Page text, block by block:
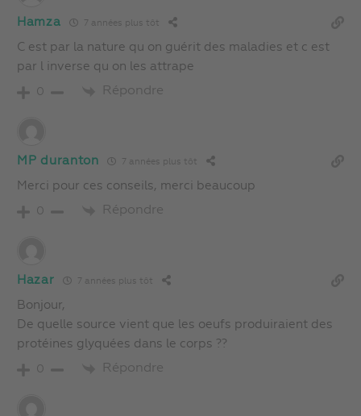
Hamza 7 années plus tôt
C est par la nature qu on guérit des maladies et c est
par l inverse qu on les attrape
0 Répondre
MP duranton 7 années plus tôt
Merci pour ces conseils, merci beaucoup
0 Répondre
Hazar 7 années plus tôt
Bonjour,
De quelle source vient que les oeufs produiraient des
protéines glyquées dans le corps ??
0 Répondre